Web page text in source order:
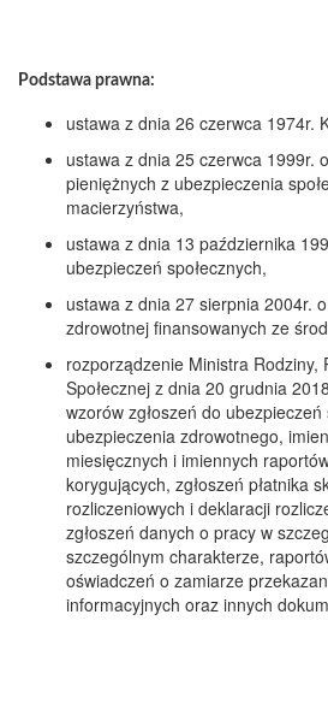
Podstawa prawna:
ustawa z dnia 26 czerwca 1974r.
ustawa z dnia 25 czerwca 1999r.
pieniężnych z ubezpieczenia
macierzyństwa,
ustawa z dnia 13 października
ubezpieczeń społecznych,
ustawa z dnia 27 sierpnia 2004r.
zdrowotnej finansowanych ze
rozporządzenie Ministra Rodziny,
Społecznej z dnia 20 grudnia
wzorów zgłoszeń do ubezpieczeń
ubezpieczenia zdrowotnego,
miesięcznych i imiennych
korygujących, zgłoszeń płatnika
rozliczeniowych i deklaracji
zgłoszeń danych o pracy w
szczególnym charakterze,
oświadczeń o zamiarze
informacyjnych oraz innych